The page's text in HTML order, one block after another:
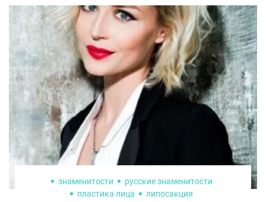
существует множество причин, по
которым это может происходить, и
зачастую такие изменения носят
временный характер.
знаменитости
русские знаменитости
пластика лица
липосакция